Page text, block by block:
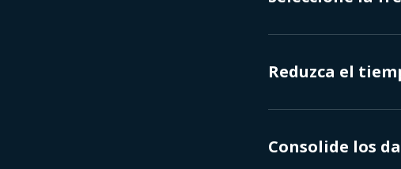
Reduzca el
Consolide los